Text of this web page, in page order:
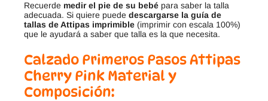
Recuerde medir el pie de su bebé para saber la talla
adecuada. Si quiere puede descargarse la guía de
tallas de Attipas imprimible (imprimir con escala 100%)
que le ayudará a saber que talla es la que necesita.
Calzado Primeros Pasos Attipas
Cherry Pink Material y
Composición: